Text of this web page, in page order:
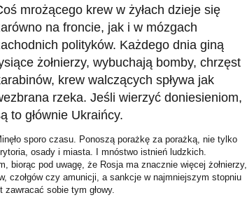
oś mrożącego krew w żyłach dzieje się
na froncie, jak i w mózgach
polityków. Każdego dnia giną
żołnierzy, wybuchają bomby, chrzęst
krew walczących spływa jak
rzeka. Jeśli wierzyć doniesieniom,
to głównie Ukraińcy.
sporo czasu. Ponoszą porażkę za porażką, nie tylko
osady i miasta. I mnóstwo istnień ludzkich.
biorąc pod uwagę, że Rosja ma znacznie więcej żołnierzy,
czołgów czy amunicji, a sankcje w najmniejszym stopniu
sobie tym głowy.